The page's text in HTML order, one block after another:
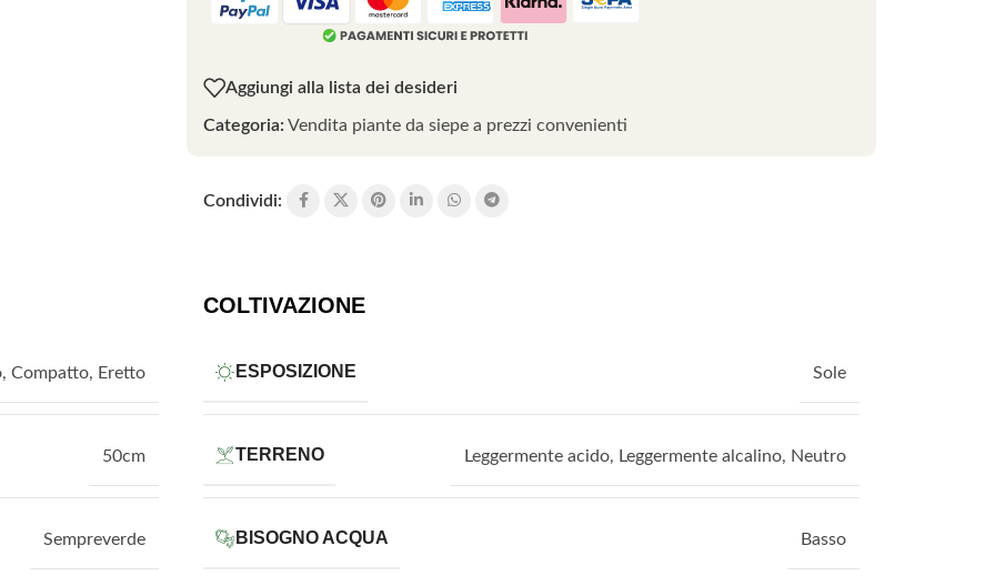
Aggiungi alla lista dei desideri
Categoria: Vendita piante da siepe a prezzi convenienti
Condividi:
, Compatto, Eretto
50cm
Sempreverde
COLTIVAZIONE
ESPOSIZIONE Sole
TERRENO Leggermente acido, Leggermente alcalino, Neutro
BISOGNO ACQUA Basso